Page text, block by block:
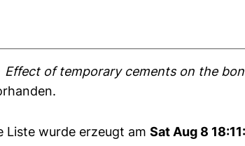
Effect of temporary cements on the
Liste wurde erzeugt am Sat Aug 8